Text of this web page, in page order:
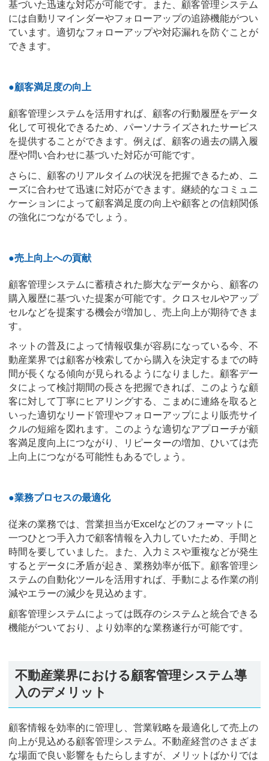
基づいた迅速な対応が可能です。また、顧客管理システム
には自動リマインダーやフォローアップの追跡機能がつい
ています。適切なフォローアップや対応漏れを防ぐことが
できます。
●顧客満足度の向上
顧客管理システムを活用すれば、顧客の行動履歴をデータ
化して可視化できるため、パーソナライズされたサービス
を提供することができます。例えば、顧客の過去の購入履
歴や問い合わせに基づいた対応が可能です。
さらに、顧客のリアルタイムの状況を把握できるため、ニ
ーズに合わせて迅速に対応ができます。継続的なコミュニ
ケーションによって顧客満足度の向上や顧客との信頼関係
の強化につながるでしょう。
●売上向上への貢献
顧客管理システムに蓄積された膨大なデータから、顧客の
購入履歴に基づいた提案が可能です。クロスセルやアップ
セルなどを提案する機会が増加し、売上向上が期待できま
す。
ネットの普及によって情報収集が容易になっている今、不
動産業界では顧客が検索してから購入を決定するまでの時
間が長くなる傾向が見られるようになりました。顧客デー
タによって検討期間の長さを把握できれば、このような顧
客に対して丁寧にヒアリングする、こまめに連絡を取ると
いった適切なリード管理やフォローアップにより販売サイ
クルの短縮を図れます。このような適切なアプローチが顧
客満足度向上につながり、リピーターの増加、ひいては売
上向上につながる可能性もあるでしょう。
●業務プロセスの最適化
従来の業務では、営業担当がExcelなどのフォーマットに
一つひとつ手入力で顧客情報を入力していたため、手間と
時間を要していました。また、入力ミスや重複などが発生
するとデータに矛盾が起き、業務効率が低下。顧客管理シ
ステムの自動化ツールを活用すれば、手動による作業の削
減やエラーの減少を見込めます。
顧客管理システムによっては既存のシステムと統合できる
機能がついており、より効率的な業務遂行が可能です。
不動産業界における顧客管理システム導
入のデメリット
顧客情報を効率的に管理し、営業戦略を最適化して売上の
向上が見込める顧客管理システム。不動産経営のさまざま
な場面で良い影響をもたらしますが、メリットばかりでは